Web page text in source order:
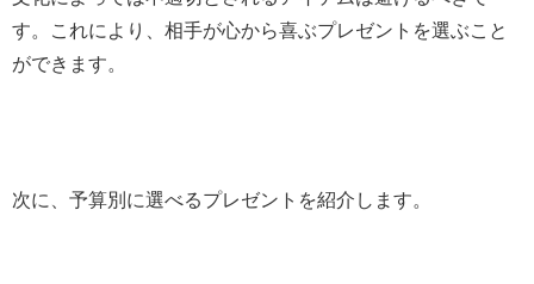
す。これにより、相手が心から喜ぶプレゼントを選ぶこと
ができます。
次に、予算別に選べるプレゼントを紹介します。